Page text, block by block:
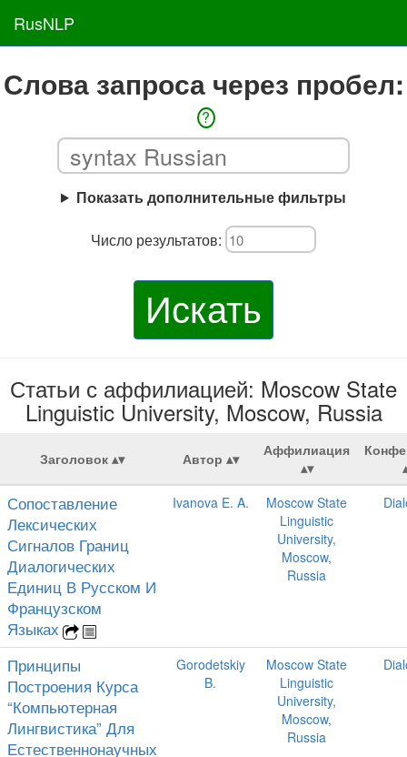
RusNLP
Слова запроса через пробел:
?
Показать дополнительные фильтры
Число результатов:
Искать
Статьи с аффилиацией: Moscow State
Linguistic University, Moscow, Russia
Заголовок Автор Аффилиация
Сопоставление
Лексических
Сигналов Границ
Диалогических
Единиц В Русском И
Французском
Языках
Ivanova E. A.
Moscow State
Linguistic
University,
Moscow,
Russia
Принципы
Построения Курса
“Компьютерная
Лингвистика” Для
Естественнонаучных
Gorodetskiy
B.
Moscow State
Linguistic
University,
Moscow,
Russia